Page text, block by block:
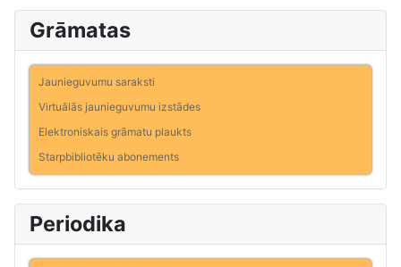
Grāmatas
Jaunieguvumu saraksti
Virtuālās jaunieguvumu izstādes
Elektroniskais grāmatu plaukts
Starpbibliotēku abonements
Periodika